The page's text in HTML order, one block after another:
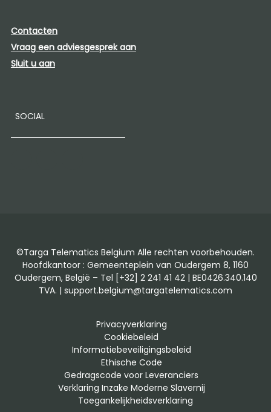
Contacten
Vraag een adviesgesprek aan
Sluit u aan
SOCIAL
©Targa Telematics Belgium Alle rechten voorbehouden.
Hoofdkantoor : Gemeenteplein van Oudergem 8, 1160
Oudergem, België – Tel [+32] 2 241 41 42 | BE0426.340.140
TVA. | support.belgium@targatelematics.com
Privacyverklaring
Cookiebeleid
Informatiebeveiligingsbeleid
Ethische Code
Gedragscode voor Leveranciers
Verklaring Inzake Moderne Slavernij
Toegankelijkheidsverklaring